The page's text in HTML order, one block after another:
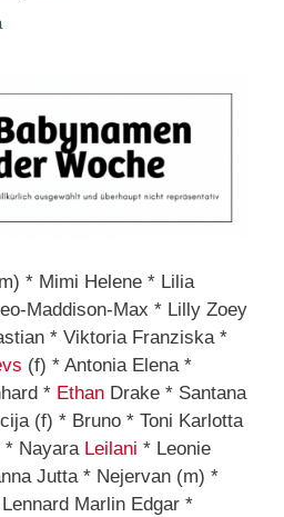
* Mimi Helene * Lilia
Maddison-Max * Lilly Zoey
* Viktoria Franziska *
(f) * Antonia Elena *
* Ethan Drake * Santana
(f) * Bruno * Toni Karlotta
* Nayara Leilani * Leonie
Jutta * Nejervan (m) *
Marlin Edgar *